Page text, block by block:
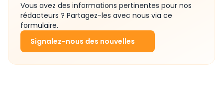
Vous avez des informations pertinentes pour nos
rédacteurs ? Partagez-les avec nous via ce
formulaire.
Signalez-nous des nouvelles